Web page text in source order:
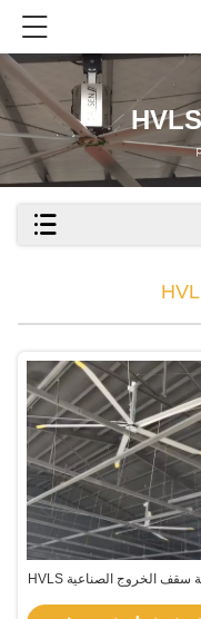
مروحة سقف الخروج الصناعية HVLS